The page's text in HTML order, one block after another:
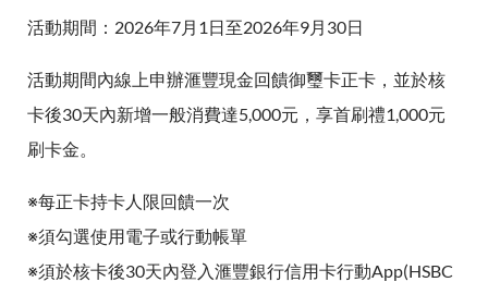
活動期間：2026年7月1日至2026年9月30日
活動期間內線上申辦滙豐現金回饋御璽卡正卡，並於核
卡後30天內新增一般消費達5,000元，享首刷禮1,000元
刷卡金。
※每正卡持卡人限回饋一次
※須勾選使用電子或行動帳單
※須於核卡後30天內登入滙豐銀行信用卡行動App(HSBC